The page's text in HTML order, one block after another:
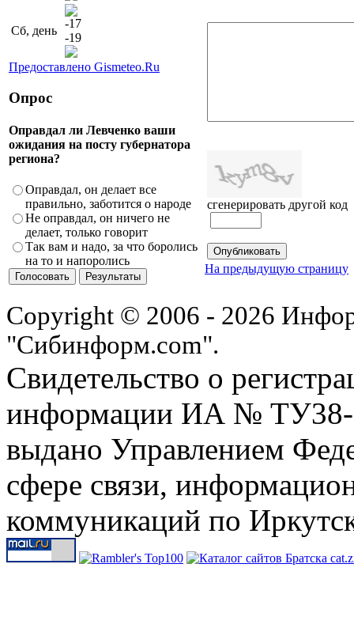
Сб, день
-17
-19
Предоставлено Gismeteo.Ru
Опрос
Оправдал ли Левченко ваши
ожидания на посту губернатора
региона?
Оправдал, он делает все
правильно, заботится о народе
Не оправдал, он ничего не
делает, только говорит
Так вам и надо, за что боролись
на то и напоролись
сгенерировать другой код
На предыдущую страницу
Copyright © 2006 - 2026
"Сибинформ.com".
Свидетельство о
информации ИА № ТУ38-
выдано Управлением
сфере связи,
коммуникаций по